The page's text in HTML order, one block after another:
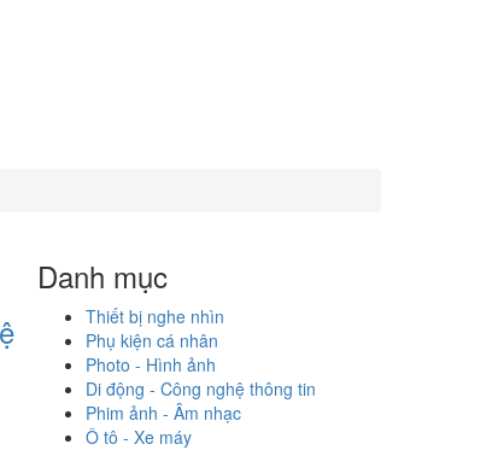
Danh mục
Thiết bị nghe nhìn
Phụ kiện cá nhân
Photo - Hình ảnh
Di động - Công nghệ thông tin
Phim ảnh - Âm nhạc
Ô tô - Xe máy